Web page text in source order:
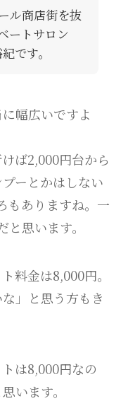
ル商店街を抜
ートサロン
です。
幅広いですよ
ば2,000円台から
ーとかはしない
もありますね。一
思います。
料金は8,000円。
」と思う方もき
は8,000円なの
います。